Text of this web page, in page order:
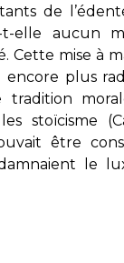
de
elle aucun
Cette mise à
encore plus
tradition
stoïcisme
être
le